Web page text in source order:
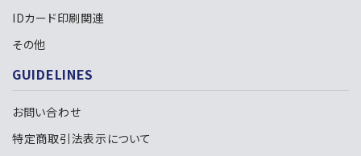
IDカード印刷関連
その他
GUIDELINES
お問い合わせ
特定商取引法表示について